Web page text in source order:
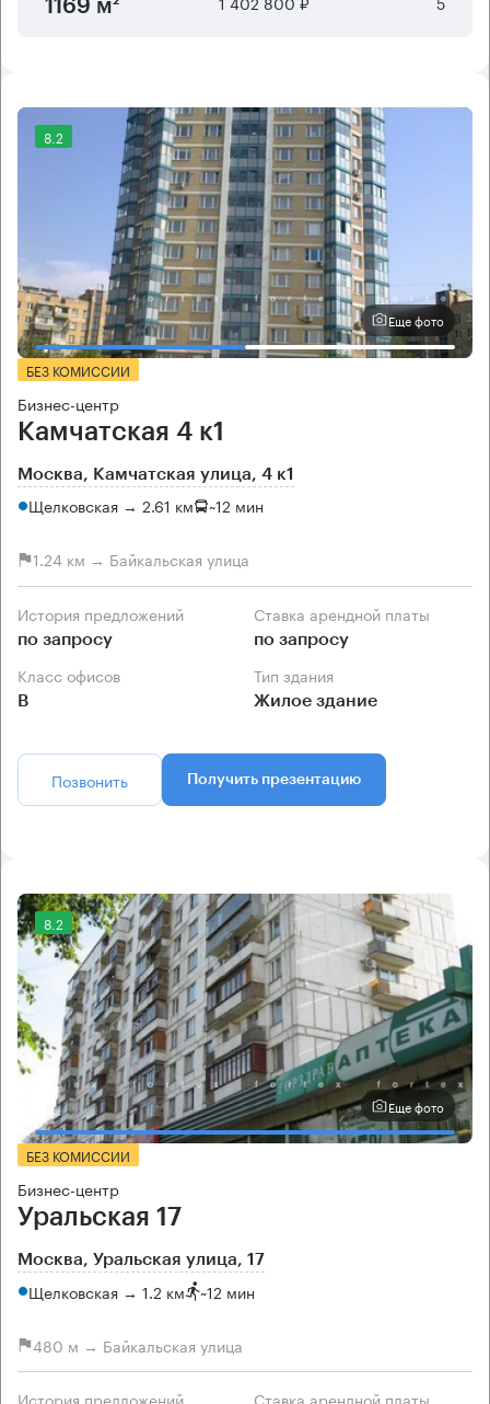
1169 м²
8.2
Еще фото
БЕЗ КОМИССИИ
Бизнес-центр
Камчатская 4 к1
Москва, Камчатская улица, 4 к1
Щелковская → 2.61 км ~12 мин
1.24 км → Байкальская улица
История предложений
по запросу
Ставка арендной платы
по запросу
Класс офисов
B
Тип здания
Жилое здание
Позвонить Получить презентацию
8.2
Еще фото
БЕЗ КОМИССИИ
Бизнес-центр
Уральская 17
Москва, Уральская улица, 17
Щелковская → 1.2 км ~12 мин
480 м → Байкальская улица
История предложений Ставка арендной платы